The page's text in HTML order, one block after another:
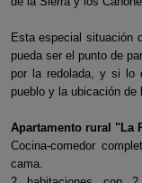
Esta especial situación
pueda ser el punto de
por la redolada, y si lo
pueblo y la ubicación de
Apartamento rural "La
Cocina-comedor
cama.